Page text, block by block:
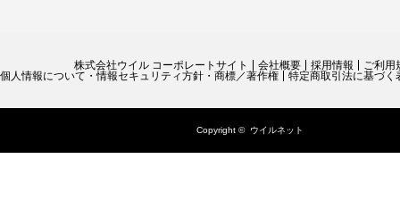
株式会社ウイル コーポレートサイト 会社概要 採用情報
ご利用
個人情報について・情報セキュリティ方針・商標／著作権
特定商取引法に基づく
Copyright © ウイルネット